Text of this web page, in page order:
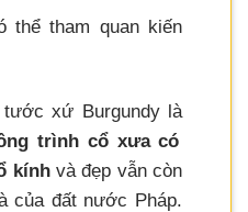
thể tham quan kiến
tước xứ Burgundy là
trình cổ xưa có
kínhvà đẹp vẫn còn
của đất nước Pháp.